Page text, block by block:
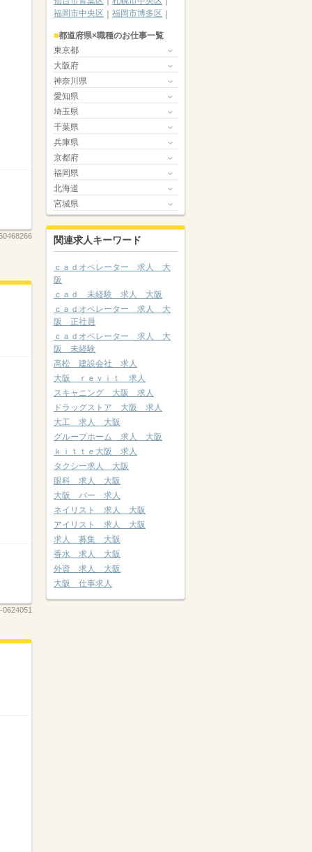
0624051
福岡市中央区
福岡市博多区
都道府県×職種のお仕事一覧
東京都
大阪府
神奈川県
愛知県
埼玉県
千葉県
兵庫県
京都府
福岡県
北海道
宮城県
関連求人キーワード
ｃａｄオペレーター 求人 大
阪
ｃａｄ 未経験 求人 大阪
ｃａｄオペレーター 求人 大
阪 正社員
ｃａｄオペレーター 求人 大
阪 未経験
高松 建設会社 求人
大阪 ｒｅｖｉｔ 求人
スキャニング 大阪 求人
ドラッグストア 大阪 求人
大工 求人 大阪
グループホーム 求人 大阪
ｋｉｔｔｅ大阪 求人
タクシー求人 大阪
眼科 求人 大阪
大阪 バー 求人
ネイリスト 求人 大阪
アイリスト 求人 大阪
求人 募集 大阪
香水 求人 大阪
外資 求人 大阪
大阪 仕事求人